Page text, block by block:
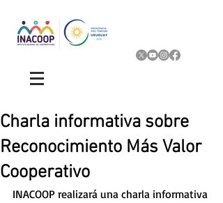
Charla informativa sobre
Reconocimiento Más Valor
Cooperativo
INACOOP realizará una charla informativa